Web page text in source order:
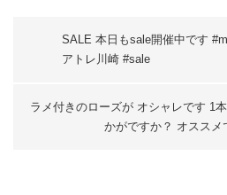
SALE 本日もsale開催中です️
アトレ川崎 #sale
ラメ付きのローズが オシャレです 1
かがですか？ オスス